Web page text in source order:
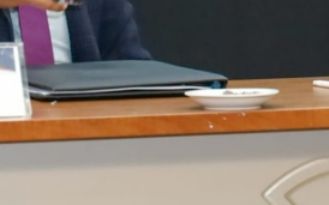
equipamiento para movi
para tripul
APM
05
05